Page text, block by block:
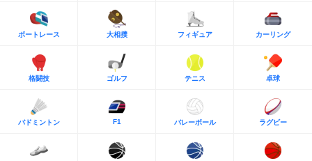
ボートレース 大相撲 フィギュア カーリング
格闘技 ゴルフ テニス 卓球
バドミントン F1 バレーボール ラグビー